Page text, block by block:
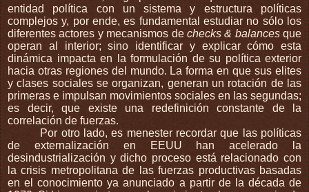
entidad política con un sistema y estructura políticas
complejos y, por ende, es fundamental estudiar no sólo los
diferentes actores y mecanismos de checks & balancesque
operan al interior; sino identificar y explicar cómo esta
dinámica impacta en la formulación de su política exterior
hacia otras regiones del mundo. La forma en que sus elites
y clases sociales se organizan, generan un rotación de las
primeras e impulsan movimientos sociales en las segundas;
es decir, que existe una redefinición constante de la
correlación de fuerzas.
Por otro lado, es menester recordar que las políticas
de externalización en EEUU han acelerado la
desindustrialización y dicho proceso está relacionado con
la crisis metropolitana de las fuerzas productivas basadas
en el conocimiento ya anunciado a partir de la década de